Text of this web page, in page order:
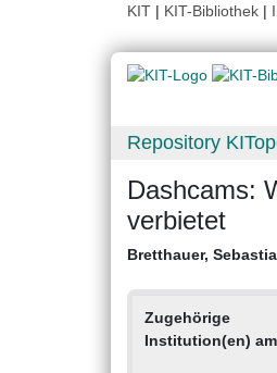
KIT | KIT-Bibliothek |
Repository
Dashcams:
verbietet
Bretthauer,
Zugehörige
Institution(en)